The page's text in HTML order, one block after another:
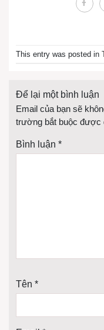
This entry was posted in
Để lại một bình luận
Email của bạn sẽ
trường bắt buộc được
Bình luận *
Tên *